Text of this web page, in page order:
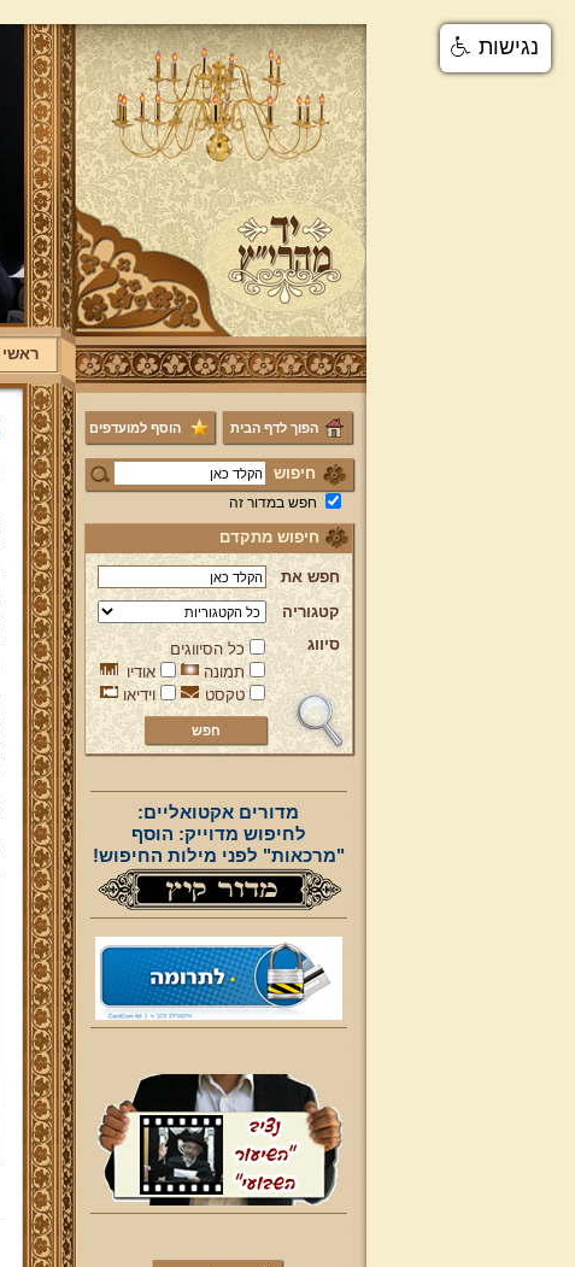
ראשי
הפוך לדף הבית הוסף למועדפים
חיפוש
חפש במדור זה
חיפוש מתקדם
חפש את
קטגוריה
סיווג
כל הסיווגים
תמונה
אודיו
טקסט
וידיאו
מדורים אקטואליים:
לחיפוש מדוייק: הוסף
"מרכאות" לפני מילות החיפוש!
נגישות